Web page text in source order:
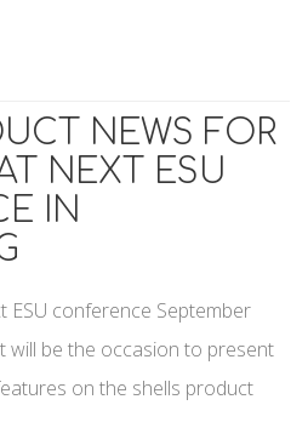
NEWS FOR
NEXT ESU
IN
ESU conference September
will be the occasion to present
on the shells product